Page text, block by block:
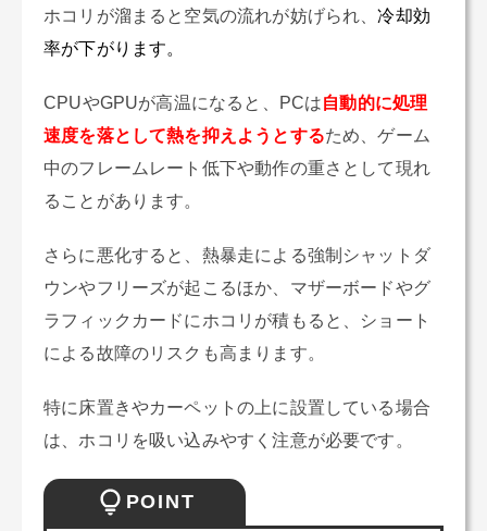
ホコリが溜まると空気の流れが妨げられ、冷却効
率が下がります。
CPUやGPUが高温になると、PCは自動的に処理
速度を落として熱を抑えようとするため、ゲーム
中のフレームレート低下や動作の重さとして現れ
ることがあります。
さらに悪化すると、熱暴走による強制シャットダ
ウンやフリーズが起こるほか、マザーボードやグ
ラフィックカードにホコリが積もると、ショート
による故障のリスクも高まります。
特に床置きやカーペットの上に設置している場合
は、ホコリを吸い込みやすく注意が必要です。
POINT